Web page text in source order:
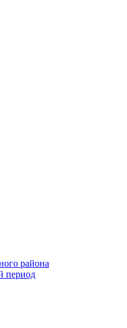
района
период